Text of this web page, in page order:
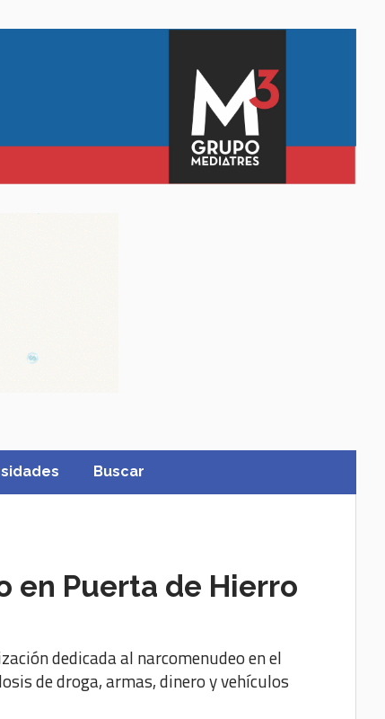
Buscar
en Puerta de Hierro
dedicada al narcomenudeo en el
de droga, armas, dinero y vehículos